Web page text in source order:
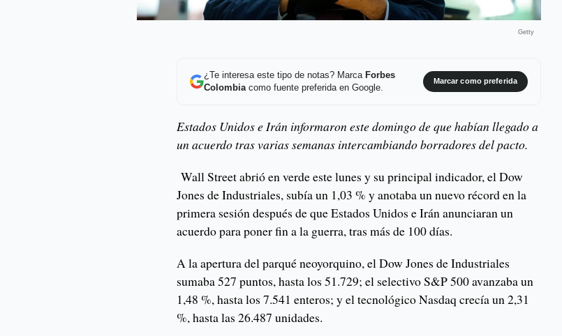
Getty
¿Te interesa este tipo de notas? Marca Forbes
Colombiacomo fuente preferida en Google.
Marcar como preferida
Estados Unidos e Irán informaron este domingo de que habían llegado a
un acuerdo tras varias semanas intercambiando borradores del pacto.
Wall Street abrió en verde este lunes y su principal indicador, el Dow
Jones de Industriales, subía un 1,03 % y anotaba un nuevo récord en la
primera sesión después de que Estados Unidos e Irán anunciaran un
acuerdo para poner fin a la guerra, tras más de 100 días.
A la apertura del parqué neoyorquino, el Dow Jones de Industriales
sumaba 527 puntos, hasta los 51.729; el selectivo S&P 500 avanzaba un
1,48 %, hasta los 7.541 enteros; y el tecnológico Nasdaq crecía un 2,31
%, hasta las 26.487 unidades.